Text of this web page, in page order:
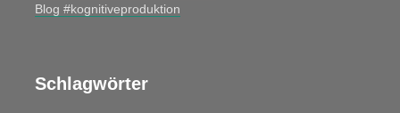
Blog #kognitiveproduktion
Schlagwörter